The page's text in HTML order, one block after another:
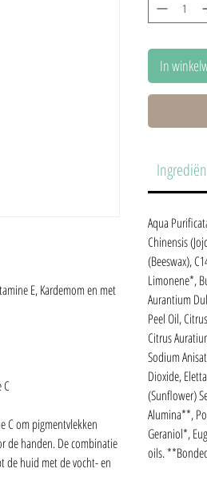
E, Kardemom en met
C om pigmentvlekken
de handen. De combinatie
de huid met de vocht- en
In
Aqua
Chinensis
(Beeswax),
Limonene*,
Aurantium
Peel Oil,
Citrus
Sodium
Dioxide,
(Sunflower)
Alumina**,
Geraniol*,
oils.